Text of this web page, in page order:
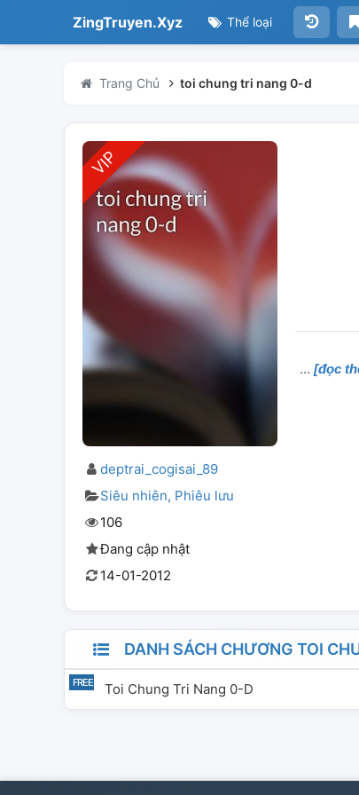
ZingTruyen.Xyz Thể loại
Trang Chủ toi chung tri nang 0-d
deptrai_cogisai_89
Siêu nhiên Phiêu lưu
106
Đang cập nhật
14-01-2012
[đọc
DANH SÁCH CHƯƠNG TOI
Toi Chung Tri Nang 0-D